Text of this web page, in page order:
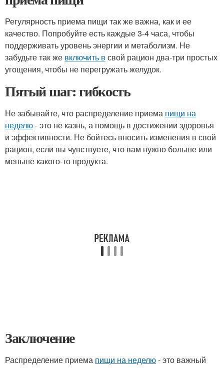
Регулярность приема пищи так же важна, как и ее
качество. Попробуйте есть каждые 3-4 часа, чтобы
поддерживать уровень энергии и метаболизм. Не
забудьте так же включить в свой рацион два-три простых
угощения, чтобы не перегружать желудок.
Пятый шаг: гибкость
Не забывайте, что распределение приема пищи на
неделю- это не казнь, а помощь в достижении здоровья
и эффективности. Не бойтесь вносить изменения в свой
рацион, если вы чувствуете, что вам нужно больше или
меньше какого-то продукта.
Заключение
Распределение приема пищи на неделю- это важный